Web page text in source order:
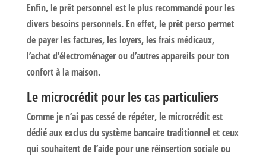
Enfin, le prêt personnel est le plus recommandé pour les
divers besoins personnels. En effet, le prêt perso permet
de payer les factures, les loyers, les frais médicaux,
l’achat d’électroménager ou d’autres appareils pour ton
confort à la maison.
Le microcrédit pour les cas particuliers
Comme je n’ai pas cessé de répéter, le microcrédit est
dédié aux exclus du système bancaire traditionnel et ceux
qui souhaitent de l’aide pour une réinsertion sociale ou